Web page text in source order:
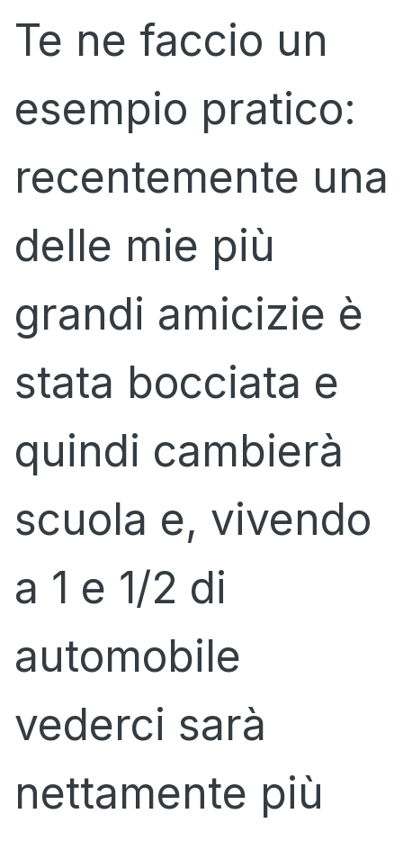
Te ne faccio un
esempio pratico:
recentemente una
delle mie più
grandi amicizie è
stata bocciata e
quindi cambierà
scuola e, vivendo
a 1 e 1/2 di
automobile
vederci sarà
nettamente più